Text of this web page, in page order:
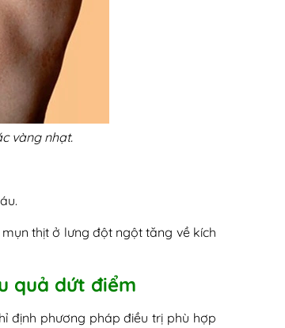
vàng nhạt.
thịt ở lưng đột ngột tăng về kích
quả dứt điểm
định phương pháp điều trị phù hợp